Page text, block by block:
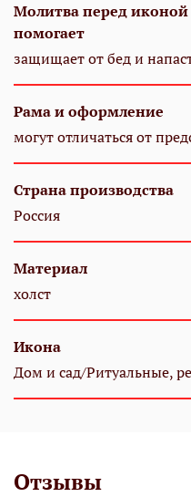
Молитва перед иконой
помогает
защищает от бед и
Рама и оформление
могут отличаться от
Страна производства
Россия
Материал
холст
Икона
Дом и сад/Ритуальные,
Отзывы